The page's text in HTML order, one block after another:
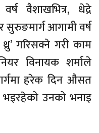
वैशाखभित्र, धेद्रे
सुरुङमार्ग आगामी वर्ष
गरिसक्ने गरी काम
विनायक शर्माले
हरेक दिन औसत
भइरहेको उनको भनाइ